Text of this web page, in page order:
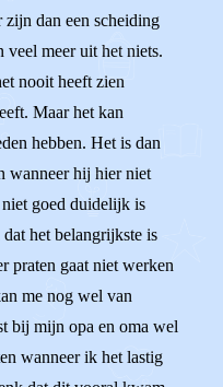
zijn dan een scheiding
veel meer uit het niets.
nooit heeft zien
Maar het kan
hebben. Het is dan
wanneer hij hier niet
goed duidelijk is
het belangrijkste is
praten gaat niet werken
me nog wel van
bij mijn opa en oma wel
wanneer ik het lastig